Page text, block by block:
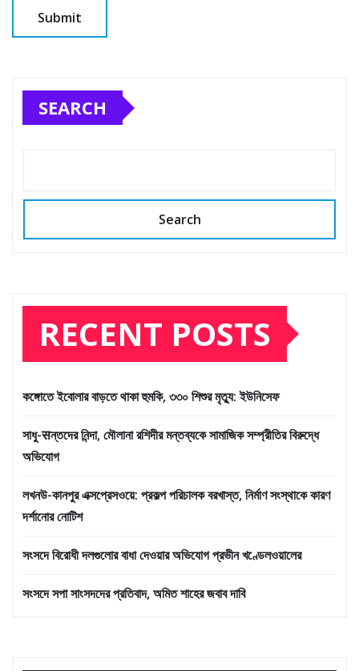
SEARCH
Search
RECENT POSTS
কঙ্গোতে ইবোলার বাড়তে থাকা হুমকি, ৩৩০ শিশুর মৃত্যু: ইউনিসেফ
সাধু-सন্তদের নিন্দা, মৌলানা রশিদীর মন্তব্যকে সামাজিক সম্প্রীতির বিরুদ্ধে
অভিযোগ
লখনউ-কানপুর এক্সপ্রেসওয়ে: প্রকল্প পরিচালক বরখাস্ত, নির্মাণ সংস্থাকে কারণ
দর্শানোর নোটিশ
সংসদে বিরোধী দলগুলোর বাধা দেওয়ার অভিযোগ প্রভীন খণ্ডেলওয়ালের
সংসদে সপা সাংসদদের প্রতিবাদ, অমিত শাহের জবাব দাবি